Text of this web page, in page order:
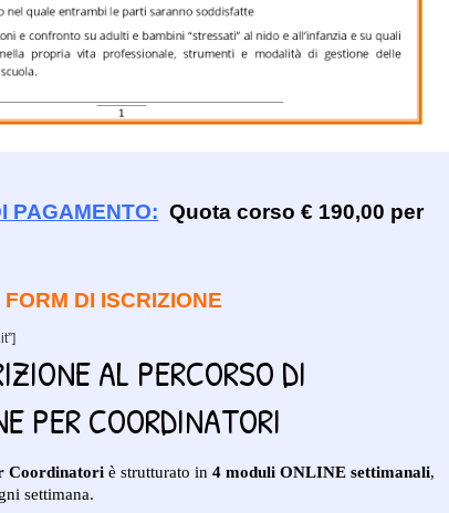
PAGAMENTO: Quota corso € 190,00 per
FORM DI ISCRIZIONE